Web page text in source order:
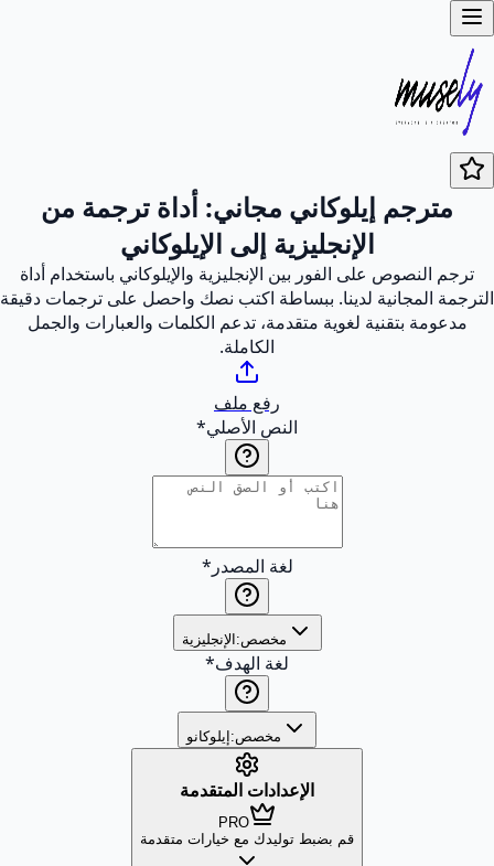
مترجم إيلوكاني مجاني: أداة ترجمة من
الإنجليزية إلى الإيلوكاني
ترجم النصوص على الفور بين الإنجليزية والإيلوكاني باستخدام أداة
الترجمة المجانية لدينا. ببساطة اكتب نصك واحصل على ترجمات دقيقة
مدعومة بتقنية لغوية متقدمة، تدعم الكلمات والعبارات والجمل
الكاملة.
رفع ملف
النص الأصلي*
لغة المصدر *
مخصص: الإنجليزية
لغة الهدف*
مخصص: إيلوكانو
الإعدادات المتقدمة
PRO
قم بضبط توليدك مع خيارات متقدمة